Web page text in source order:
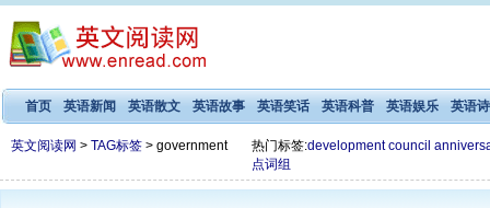
首页 英语新闻 英语散文 英语故事 英语笑话 英语科普 英语娱乐 英语
英文阅读网 > TAG标签 > government 热门标签:development council
点词组